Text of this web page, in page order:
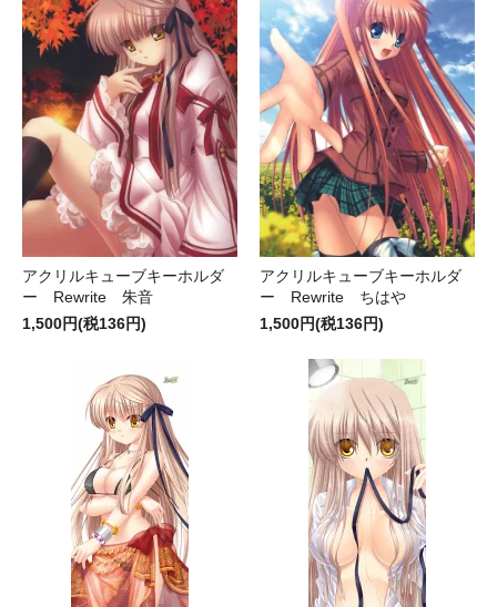
アクリルキューブキーホルダ
ー Rewrite 朱音
1,500円(税136円)
アクリルキューブキーホルダ
ー Rewrite ちはや
1,500円(税136円)